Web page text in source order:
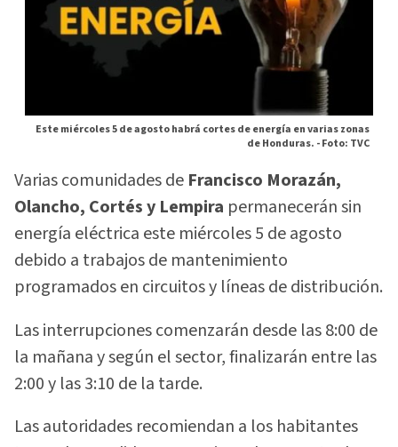
Este miércoles 5 de agosto habrá cortes de energía en varias zonas
de Honduras. -Foto: TVC
Varias comunidades de Francisco Morazán,
Olancho, Cortés y Lempira permanecerán sin
energía eléctrica este miércoles 5 de agosto
debido a trabajos de mantenimiento
programados en circuitos y líneas de distribución.
Las interrupciones comenzarán desde las 8:00 de
la mañana y según el sector, finalizarán entre las
2:00 y las 3:10 de la tarde.
Las autoridades recomiendan a los habitantes